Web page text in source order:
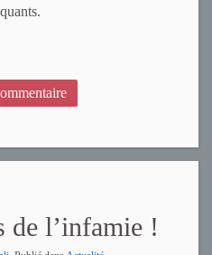
de l’infamie !